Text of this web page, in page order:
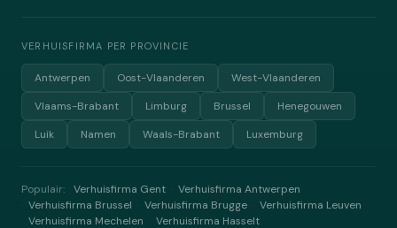
VERHUISFIRMA PER PROVINCIE
Antwerpen Oost-Vlaanderen
West-Vlaanderen
Vlaams-Brabant
Limburg Brussel
Henegouwen
Luik
Namen Waals-Brabant Luxemburg
Populair: Verhuisfirma Gent Verhuisfirma Antwerpen
Verhuisfirma Brussel Verhuisfirma Brugge Verhuisfirma Leuven
Verhuisfirma Mechelen Verhuisfirma Hasselt